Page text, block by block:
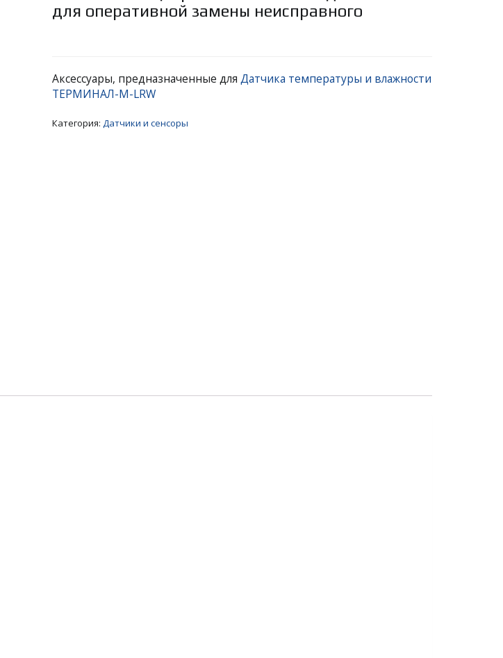
для оперативной замены неисправного
Аксессуары, предназначенные для Датчика температуры и влажности
ТЕРМИНАЛ-М-LRW
Категория: Датчики и сенсоры